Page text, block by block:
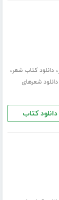
،دانلود کتاب شعر،
دانلود شعرهای
دانلود کتاب